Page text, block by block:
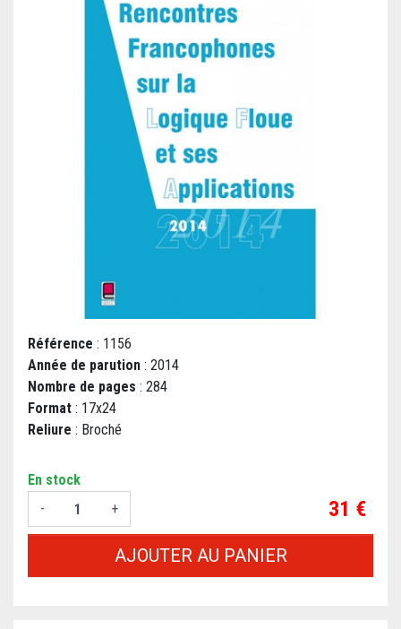
Référence : 1156
Année de parution : 2014
Nombre de pages : 284
Format : 17x24
Reliure : Broché
En stock
-
+ Prix
31 €
AJOUTER AU PANIER